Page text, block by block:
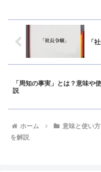
「
「周知の事実」とは？意味や
説
ホーム 意味と使い方
を解説